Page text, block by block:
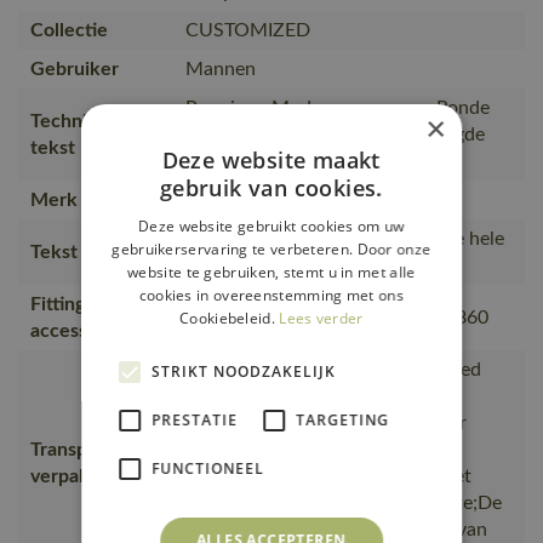
Collectie
CUSTOMIZED
Gebruiker
Mannen
Technische
tekst
Premium. Moderne pasvorm. Ronde
hals. Tricot aan de hals. Verstevigde
boord.
Merk
MASCOT®
Tekst usp
T-shirt van hoge kwaliteit, dat de hele
werkdag lang extra lekker zit.
Fitting
accessories
18050-802, 50602-010, 50143-860
Transport en
verpakking
is gemaakt van of bevat gerecycled
magazijnen getransporteerd door
14001;Vervoerd in zendingen met
maximale benutting van de ruimte;De
verpakking waarin de bestelling van
×
Deze website maakt
gebruik van cookies.
Deze website gebruikt cookies om uw
gebruikerservaring te verbeteren. Door onze
website te gebruiken, stemt u in met alle
cookies in overeenstemming met ons
Cookiebeleid. Lees verder
STRIKT NOODZAKELIJK
PRESTATIE TARGETING
FUNCTIONEEL